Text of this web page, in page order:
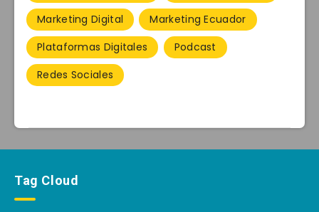
Marketing Digital
Marketing Ecuador
Plataformas Digitales
Podcast
Redes Sociales
Tag Cloud